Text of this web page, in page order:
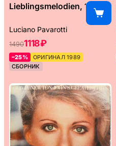
Lieblingsmelodien, 1989
Luciano Pavarotti
14901118 ₽
–25%
ОРИГИНАЛ 1989
СБОРНИК